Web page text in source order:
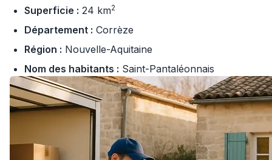
Superficie : 24 km2
Département : Corrèze
Région : Nouvelle-Aquitaine
Nom des habitants : Saint-Pantaléonnais